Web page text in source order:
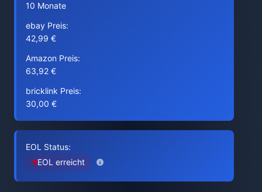
10 Monate
ebay Preis:
42,99 €
Amazon Preis:
63,92 €
bricklink Preis:
30,00 €
EOL Status:
EOL erreicht